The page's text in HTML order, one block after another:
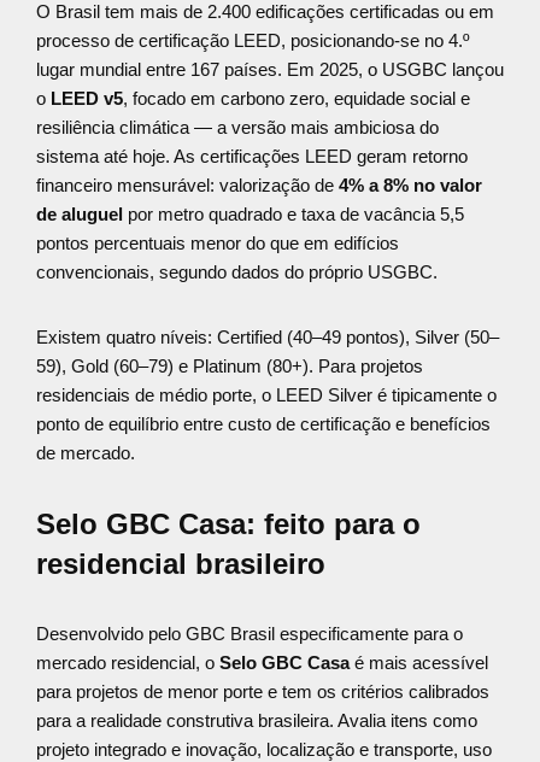
O Brasil tem mais de 2.400 edificações certificadas ou em
processo de certificação LEED, posicionando-se no 4.º
lugar mundial entre 167 países. Em 2025, o USGBC lançou
o LEED v5, focado em carbono zero, equidade social e
resiliência climática — a versão mais ambiciosa do
sistema até hoje. As certificações LEED geram retorno
financeiro mensurável: valorização de 4% a 8% no valor
de aluguel por metro quadrado e taxa de vacância 5,5
pontos percentuais menor do que em edifícios
convencionais, segundo dados do próprio USGBC.
Existem quatro níveis: Certified (40–49 pontos), Silver (50–
59), Gold (60–79) e Platinum (80+). Para projetos
residenciais de médio porte, o LEED Silver é tipicamente o
ponto de equilíbrio entre custo de certificação e benefícios
de mercado.
Selo GBC Casa: feito para o
residencial brasileiro
Desenvolvido pelo GBC Brasil especificamente para o
mercado residencial, o Selo GBC Casaé mais acessível
para projetos de menor porte e tem os critérios calibrados
para a realidade construtiva brasileira. Avalia itens como
projeto integrado e inovação, localização e transporte, uso